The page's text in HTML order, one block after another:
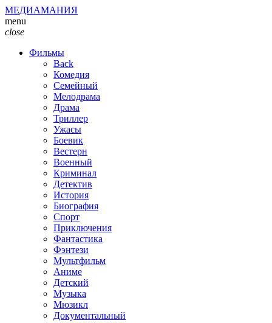
МЕДИАМАНИЯ
menu
close
Фильмы
Back
Комедия
Семейный
Мелодрама
Драма
Триллер
Ужасы
Боевик
Вестерн
Военный
Криминал
Детектив
История
Биография
Спорт
Приключения
Фантастика
Фэнтези
Мультфильм
Аниме
Детский
Музыка
Мюзикл
Документальный